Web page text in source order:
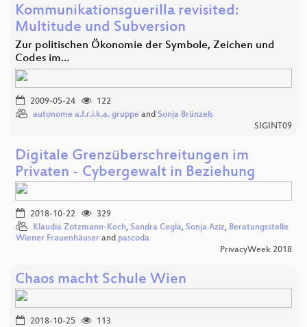
Kommunikationsguerilla revisited:
Multitude und Subversion
Zur politischen Ökonomie der Symbole, Zeichen und
Codes im…
2009-05-24
122
autonome a.f.r.i.k.a. gruppe and Sonja Brünzels
SIGINT09
Digitale Grenzüberschreitungen im
Privaten - Cybergewalt in Beziehung
2018-10-22
329
Klaudia Zotzmann-Koch, Sandra Cegla, Sonja Aziz, Beratungsstelle
Wiener Frauenhäuser and pascoda
PrivacyWeek 2018
Chaos macht Schule Wien
2018-10-25
113